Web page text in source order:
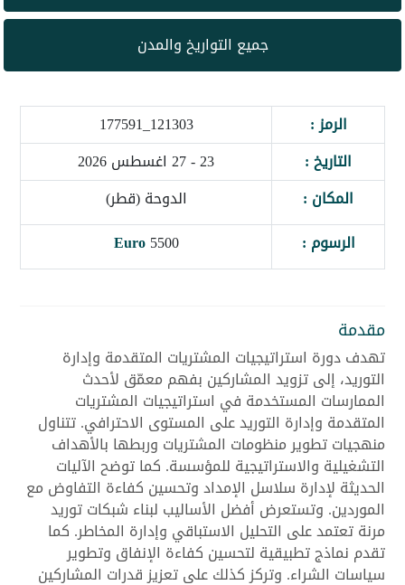
جميع التواريخ والمدن
الرمز :
121303_177591
التاريخ :
23 - 27 اغسطس 2026
المكان :
الدوحة (قطر)
الرسوم :
5500
Euro
مقدمة
تهدف دورة استراتيجيات المشتريات المتقدمة وإدارة
التوريد، إلى تزويد المشاركين بفهم معمّق لأحدث
الممارسات المستخدمة في استراتيجيات المشتريات
المتقدمة وإدارة التوريد على المستوى الاحترافي. تتناول
منهجيات تطوير منظومات المشتريات وربطها بالأهداف
التشغيلية والاستراتيجية للمؤسسة. كما توضح الآليات
الحديثة لإدارة سلاسل الإمداد وتحسين كفاءة التفاوض مع
الموردين. وتستعرض أفضل الأساليب لبناء شبكات توريد
مرنة تعتمد على التحليل الاستباقي وإدارة المخاطر. كما
تقدم نماذج تطبيقية لتحسين كفاءة الإنفاق وتطوير
سياسات الشراء. وتركز كذلك على تعزيز قدرات المشاركين